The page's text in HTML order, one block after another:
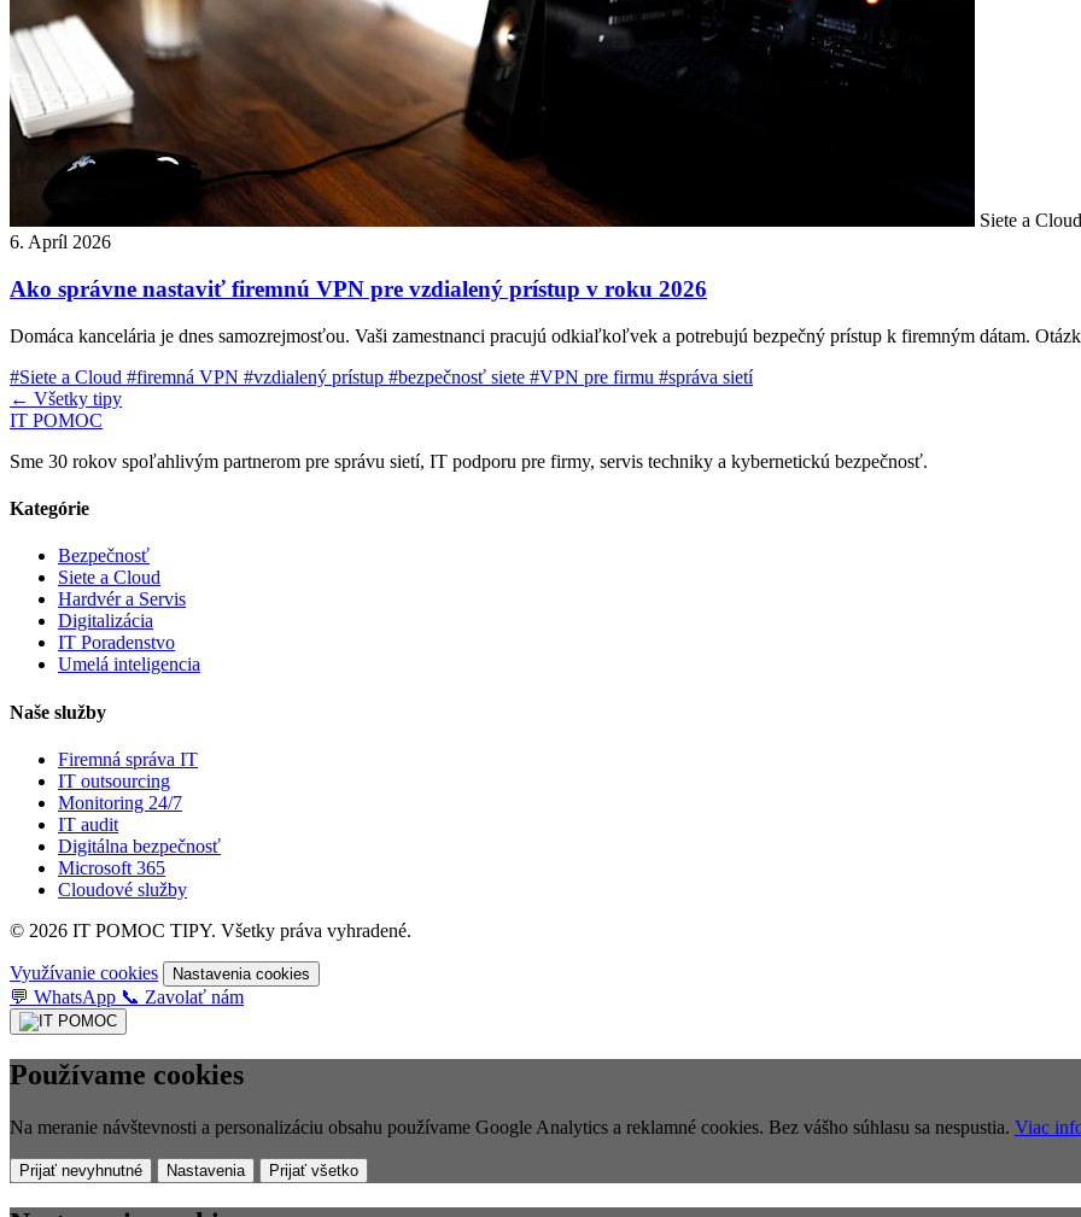
Siete a Cloud
6. Apríl 2026
Ako správne nastaviť firemnú VPN pre vzdialený prístup v roku 2026
Domáca kancelária je dnes samozrejmosťou. Vaši zamestnanci pracujú odkiaľkoľvek a potrebujú bezpečný prístup k firemným dátam.
#Siete a Cloud #firemná VPN #vzdialený prístup #bezpečnosť siete #VPN pre firmu #správa sietí
← Všetky tipy
IT POMOC
Sme 30 rokov spoľahlivým partnerom pre správu sietí, IT podporu pre firmy, servis techniky a kybernetickú bezpečnosť.
Kategórie
Bezpečnosť
Siete a Cloud
Hardvér a Servis
Digitalizácia
IT Poradenstvo
Umelá inteligencia
Naše služby
Firemná správa IT
IT outsourcing
Monitoring 24/7
IT audit
Digitálna bezpečnosť
Microsoft 365
Cloudové služby
© 2026 IT POMOC TIPY. Všetky práva vyhradené.
Využívanie cookies Nastavenia cookies
💬 WhatsApp 📞 Zavolať nám
Používame cookies
Na meranie návštevnosti a personalizáciu obsahu používame Google Analytics a reklamné cookies. Bez vášho súhlasu sa nespustia. Viac
Prijať nevyhnutné Nastavenia Prijať všetko